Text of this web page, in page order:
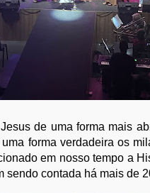
de uma forma mais
forma verdadeira os
em nosso tempo a
sendo contada há mais de